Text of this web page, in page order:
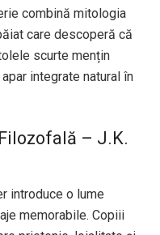
combină mitologia
care descoperă că
scurte mențin
integrate natural în
– J.K.
introduce o lume
memorabile. Copiii